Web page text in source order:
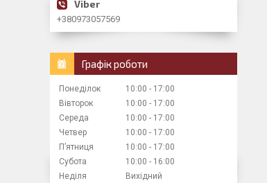
+380973057569
Графік роботи
Понеділок 10:00
17:00
Вівторок
10:00
17:00
Середа
10:00
17:00
Четвер
10:00
17:00
Пʼятниця
10:00
17:00
Субота
10:00
16:00
Неділя
Вихідний